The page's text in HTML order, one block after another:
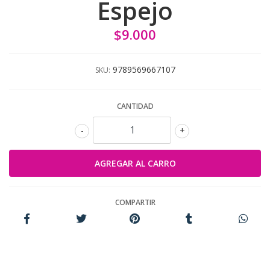
Espejo
$9.000
SKU: 9789569667107
CANTIDAD
+
-
COMPARTIR